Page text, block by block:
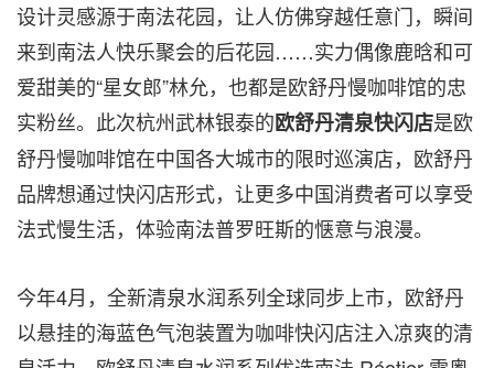
设计灵感源于南法花园，让人仿佛穿越任意门，瞬间
来到南法人快乐聚会的后花园……实力偶像鹿晗和可
爱甜美的“星女郎”林允，也都是欧舒丹慢咖啡馆的忠
实粉丝。 此次杭州武林银泰的欧舒丹清泉快闪店是欧
舒丹慢咖啡馆在中国各大城市的限时巡演店，欧舒丹
品牌想通过快闪店形式，让更多中国消费者可以享受
法式慢生活，体验南法普罗旺斯的惬意与浪漫。
今年4月，全新清泉水润系列全球同步上市，欧舒丹
以悬挂的海蓝色气泡装置为咖啡快闪店注入凉爽的清